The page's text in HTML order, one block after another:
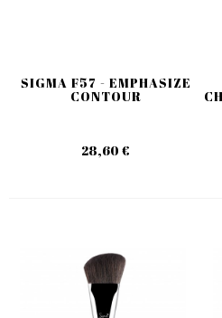
SIGMA F57 - EMPHASIZE
CONTOUR
28,60 €